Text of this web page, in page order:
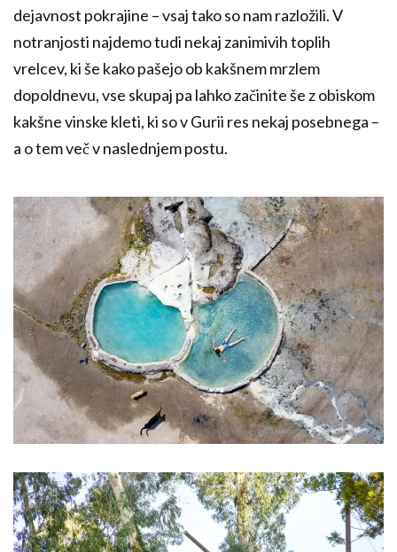
dejavnost pokrajine – vsaj tako so nam razložili. V
notranjosti najdemo tudi nekaj zanimivih toplih
vrelcev, ki še kako pašejo ob kakšnem mrzlem
dopoldnevu, vse skupaj pa lahko začinite še z obiskom
kakšne vinske kleti, ki so v Gurii res nekaj posebnega –
a o tem več v naslednjem postu.